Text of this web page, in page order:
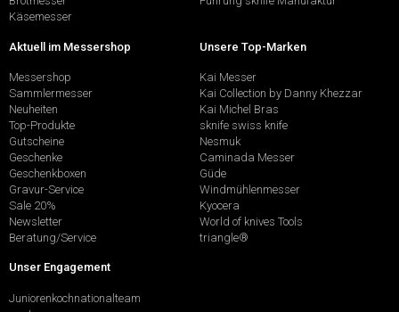
Käsemesser
Aktuell im Messershop
Messershop
Sammlermesser
Neuheiten
Top-Produkte
Gutscheine
Geschenke
Geschenkboxen
Gravur-Service
Sale 20%
Newsletter
Beratung/Service
Unsere Top-Marken
Kai Messer
Kai Collection by Danny Khezzar
Kai Michel Bras
sknife swiss knife
Nesmuk
Caminada Messer
Güde
Windmühlenmesser
Kyocera
World of knives Tools
triangle®
Unser Engagement
Juniorenkochnationalteam